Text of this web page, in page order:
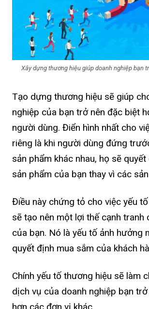
Xây dựng thương hiệu giúp doanh nghiệp bạn
Tạo dựng thương hiệu sẽ giúp
nghiệp của bạn trở nên đặc biệt
người dùng. Điển hình nhất cho
riêng là khi người dùng đứng
sản phẩm khác nhau, họ sẽ
sản phẩm của bạn thay vì các
Điều này chứng tỏ cho việc yếu
sẽ tạo nên một lợi thế cạnh tranh
của bạn. Nó là yếu tố ảnh hưởng
quyết định mua sắm của khách
Chính yếu tố thương hiệu sẽ làm
dịch vụ của doanh nghiệp bạn